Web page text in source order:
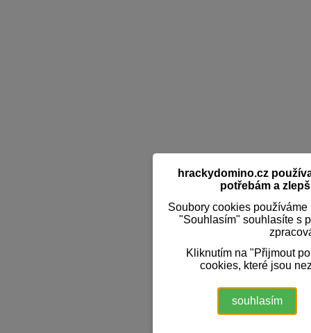
hrackydomino.cz
potřebám a
Soubory cookies
"Souhlasím" souhlasíte s
Kliknutím na "Přijmout
cookies, které jsou
souhlasím